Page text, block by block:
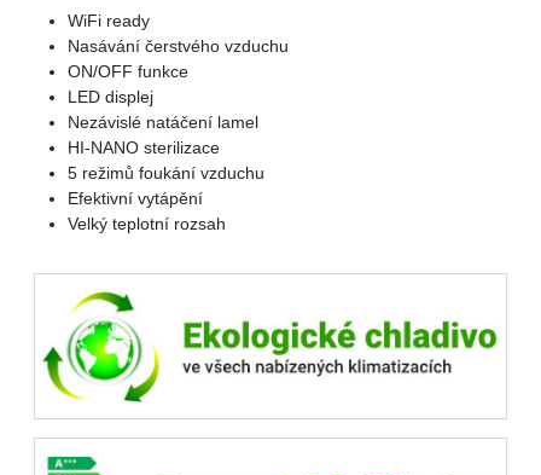
WiFi ready
Nasávání čerstvého vzduchu
ON/OFF funkce
LED displej
Nezávislé natáčení lamel
HI-NANO sterilizace
5 režimů foukání vzduchu
Efektivní vytápění
Velký teplotní rozsah